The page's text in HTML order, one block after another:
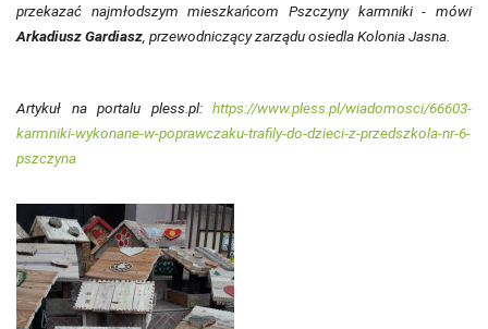
przekazać najmłodszym mieszkańcom Pszczyny karmniki - mówi
Arkadiusz Gardiasz , przewodniczący zarządu osiedla Kolonia Jasna.
Artykuł na portalu pless.pl: https://www.pless.pl/wiadomosci/66603-
karmniki-wykonane-w-poprawczaku-trafily-do-dzieci-z-przedszkola-nr-6-
pszczyna